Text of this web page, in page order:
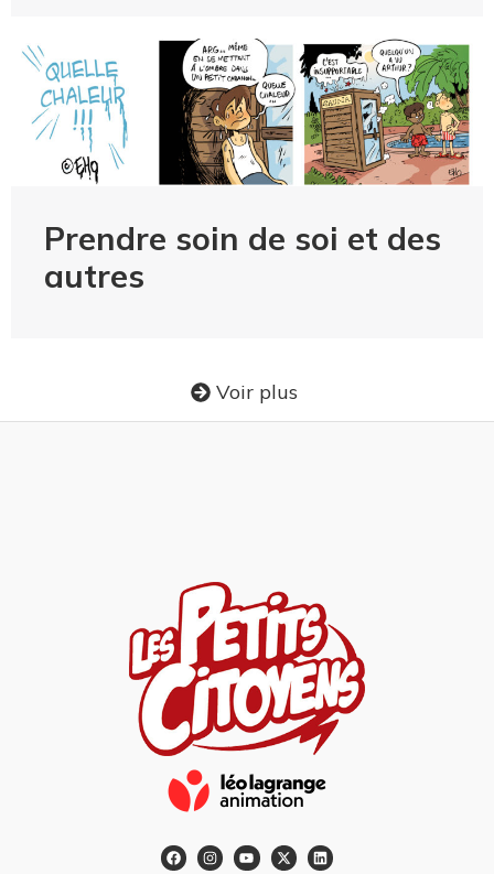
Prendre soin de soi et des
autres
Voir plus